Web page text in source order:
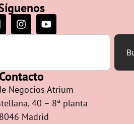
Contacto
Negocios Atrium
40 – 8ª planta
Madrid